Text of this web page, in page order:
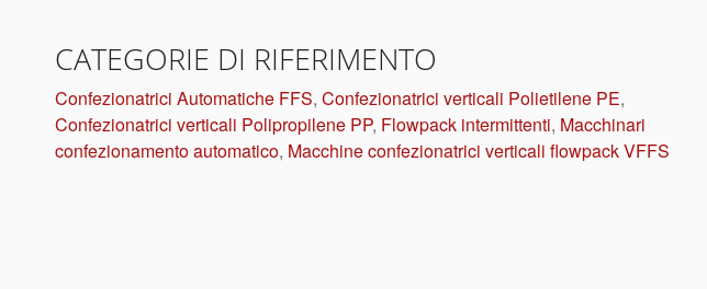
CATEGORIE DI RIFERIMENTO
Confezionatrici Automatiche FFS, Confezionatrici verticali Polietilene PE,
Confezionatrici verticali Polipropilene PP, Flowpack intermittenti, Macchinari
confezionamento automatico, Macchine confezionatrici verticali flowpack VFFS